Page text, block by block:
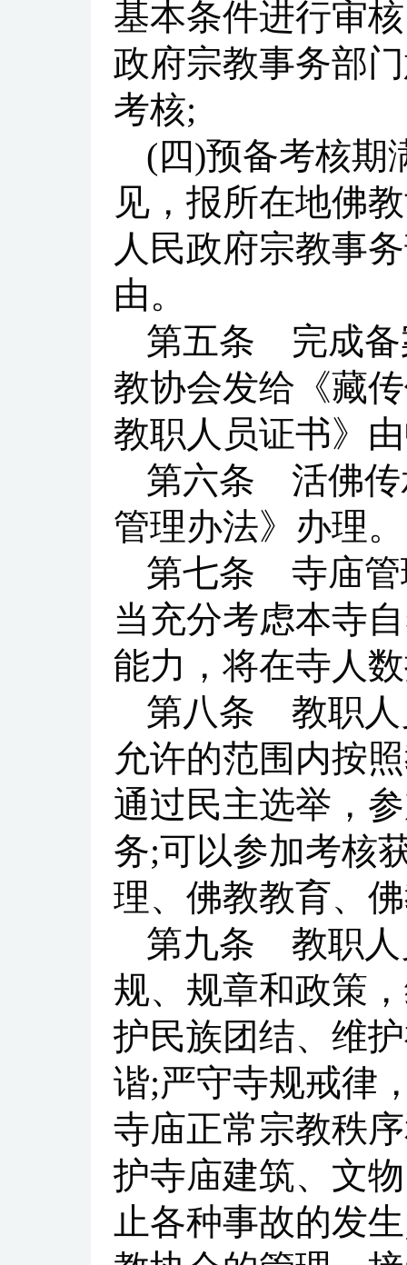
基本条件进行审
政府宗教事务部
考核;
(四)预备考核期
见，报所在地佛
人民政府宗教事
由。
第五条 完成备
教协会发给《藏
教职人员证书》
第六条 活佛传
管理办法》办理。
第七条 寺庙管
当充分考虑本寺
能力，将在寺人
第八条 教职人
允许的范围内按
通过民主选举，
务;可以参加考核
理、佛教教育、
第九条 教职人
规、规章和政策
护民族团结、维
谐;严守寺规戒律
寺庙正常宗教秩
护寺庙建筑、文
止各种事故的发